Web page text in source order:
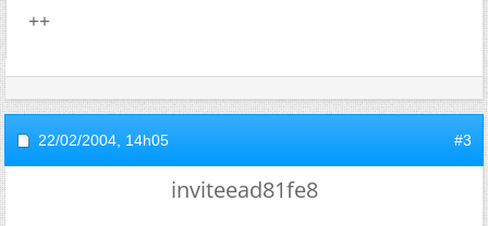
++
22/02/2004, 14h05 #3
inviteead81fe8